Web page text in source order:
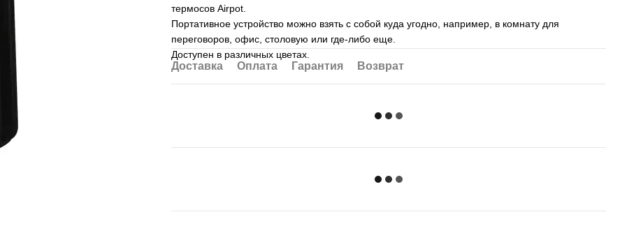
термосов Airpot.
Портативное устройство можно взять с собой куда угодно, например, в комнату для
переговоров, офис, столовую или где-либо еще.
Доступен в различных цветах.
Доставка Оплата Гарантия Возврат